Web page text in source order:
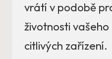
vrátí v podobě
životnosti
citlivých zařízení.